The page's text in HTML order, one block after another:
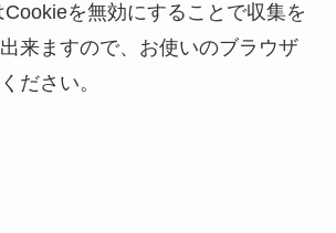
を無効にすることで収集を
来ますので、お使いのブラウザ
ださい。